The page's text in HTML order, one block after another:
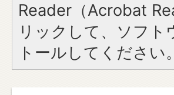
Reader（Acrobat
リックして、ソフ
トールしてください。